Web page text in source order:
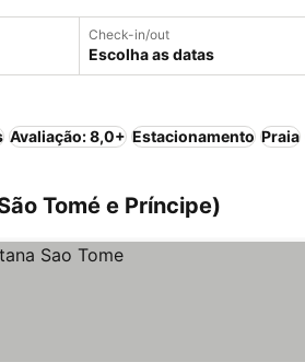
Check-in/out
Escolha as datas
Avaliação: 8,0+ Estacionamento Praia
Tomé e Príncipe)